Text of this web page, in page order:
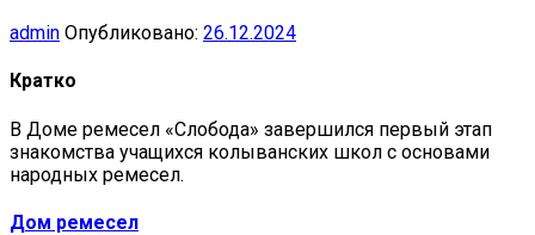
admin Опубликовано: 26.12.2024
Кратко
В Доме ремесел «Слобода» завершился первый этап
знакомства учащихся колыванских школ с основами
народных ремесел.
Дом ремесел